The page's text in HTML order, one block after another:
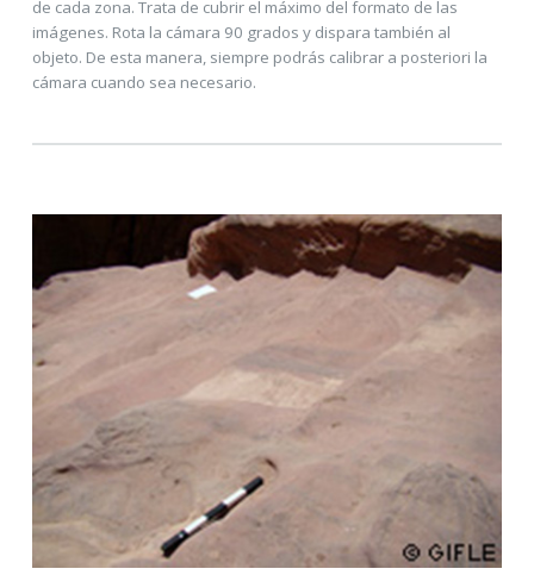
de cada zona. Trata de cubrir el máximo del formato de las
imágenes. Rota la cámara 90 grados y dispara también al
objeto. De esta manera, siempre podrás calibrar a posteriori la
cámara cuando sea necesario.